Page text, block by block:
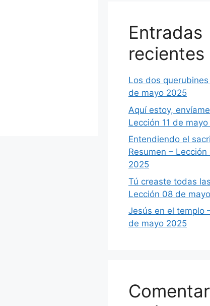
Entradas
recientes
Los dos querubines
de mayo 2025
Aquí estoy,
Lección 11 de
Entendiendo el
Resumen –
2025
Tú creaste todas
Lección 08 de
Jesús en el templo
de mayo 2025